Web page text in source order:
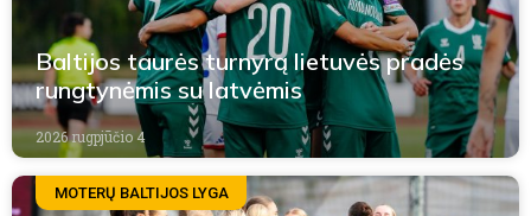
Baltijos taurės turnyrą lietuvės pradės
rungtynėmis su latvėmis
2026 rugpjūčio 4
MOTERŲ BALTIJOS LYGA